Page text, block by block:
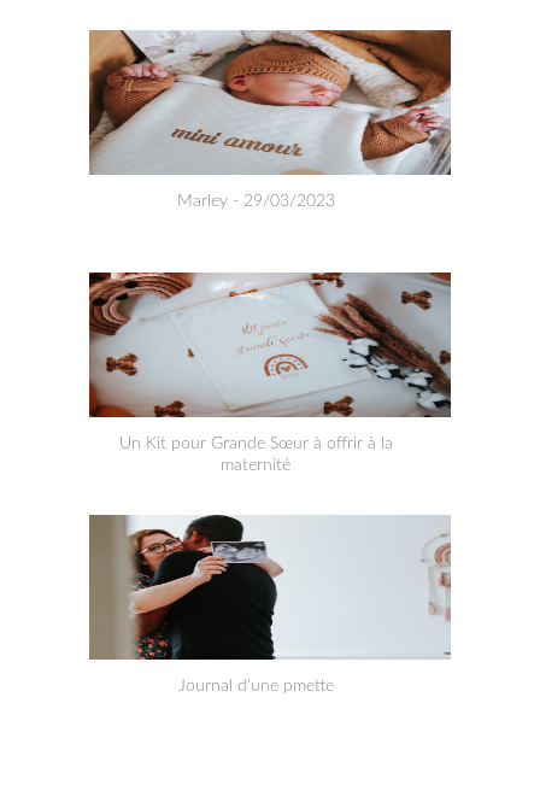
Marley - 29/03/2023
Un Kit pour Grande Sœur à offrir à la
maternité
Journal d'une pmette